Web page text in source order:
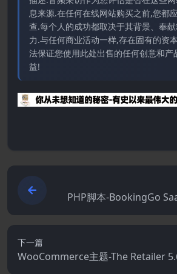
息来源.在任何在线网站购买之前,您都
查.每个人的成功都取决于其背景、奉
力.与任何商业活动一样,存在固有的资
法保证您使用此处出售的任何创意和产
益!
PHP脚本-BookingGo
下一篇
WooCommerce主题-The Retailer